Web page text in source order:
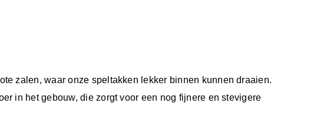
zalen, waar onze speltakken lekker binnen kunnen draaien.
in het gebouw, die zorgt voor een nog fijnere en stevigere